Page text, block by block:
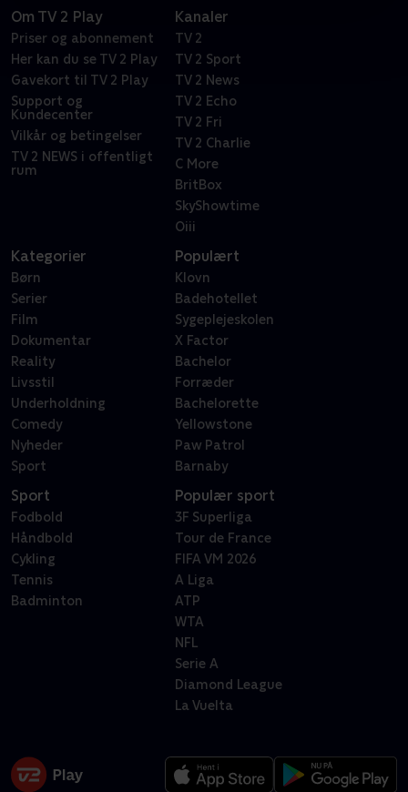
Om TV 2 Play
Priser og abonnement
Her kan du se TV 2 Play
Gavekort til TV 2 Play
Support og
Kundecenter
Vilkår og betingelser
TV 2 NEWS i offentligt
rum
Kanaler
TV 2
TV 2 Sport
TV 2 News
TV 2 Echo
TV 2 Fri
TV 2 Charlie
C More
BritBox
SkyShowtime
Oiii
Kategorier
Børn
Serier
Film
Dokumentar
Reality
Livsstil
Underholdning
Comedy
Nyheder
Sport
Populært
Klovn
Badehotellet
Sygeplejeskolen
X Factor
Bachelor
Forræder
Bachelorette
Yellowstone
Paw Patrol
Barnaby
Sport
Fodbold
Håndbold
Cykling
Tennis
Badminton
Populær sport
3F Superliga
Tour de France
FIFA VM 2026
A Liga
ATP
WTA
NFL
Serie A
Diamond League
La Vuelta